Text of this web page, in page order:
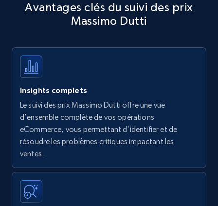
Avantages clés du suivi des prix
Massimo Dutti
Insights complets
Le suivi des prix Massimo Dutti offre une vue
d'ensemble complète de vos opérations
eCommerce, vous permettant d'identifier et de
résoudre les problèmes critiques impactant les
ventes.